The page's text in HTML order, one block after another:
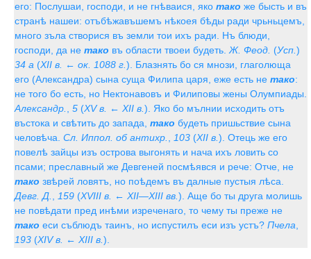
его: Послушаи, господи, и не гнѣваися, яко тако же бысть и въ
странѣ нашеи: отъбѣжавъшемъ нѣкоея бѣды ради чрьньцемъ,
много зъла створися въ земли тои ихъ ради. Нъ блюди,
господи, да не тако въ области твоеи будеть. Ж. Феод. (Усп. )
34 а (XII в. ← ок. 1088 г. ). Блазнять бо ся мнози, глаголюща
его (Александра) сына суща Филипа царя, еже есть не тако:
не того бо есть, но Нектонавовъ и Филиповы жены Олумпиады.
Александр.
5 (XV в. ← XII в. ). Яко бо мълнии исходить отъ
въстока и свѣтить до запада, тако будеть пришьствие сына
человѣча. Сл. Иппол. об антихр. 103 (XII в. ). Отець же его
повелѣ зайцы изъ острова выгонять и нача ихъ ловить со
псами; преславный же Девгеней посмѣявся и рече: Отче, не
тако звѣрей ловятъ, но поѣдемъ въ далные пустыя лѣса.
Девг. Д.
159 (XVIII в. ← XII—XIII вв. ). Аще бо ты друга молишь
не повѣдати пред инѣми изреченаго, то чему ты преже не
тако еси съблюдъ таинъ, но испустилъ еси изъ устъ? Пчела
193 (XIV в. ← XIII в. ).